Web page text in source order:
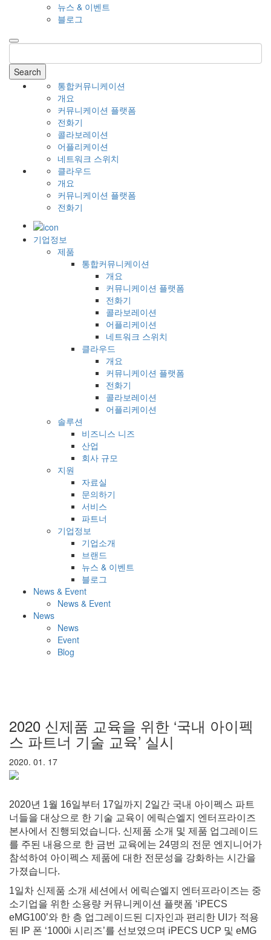
뉴스 & 이벤트
블로그
Search
통합커뮤니케이션
개요
커뮤니케이션 플랫폼
전화기
콜라보레이션
어플리케이션
네트워크 스위치
클라우드
개요
커뮤니케이션 플랫폼
전화기
기업정보
제품
통합커뮤니케이션
개요
커뮤니케이션 플랫폼
전화기
콜라보레이션
어플리케이션
네트워크 스위치
클라우드
개요
커뮤니케이션 플랫폼
전화기
콜라보레이션
어플리케이션
솔루션
비즈니스 니즈
산업
회사 규모
지원
자료실
문의하기
서비스
파트너
기업정보
기업소개
브랜드
뉴스 & 이벤트
블로그
News & Event
News & Event
News
News
Event
Blog
2020 신제품 교육을 위한 ‘국내 아이펙
스 파트너 기술 교육’ 실시
2020. 01. 17
2020년 1월 16일부터 17일까지 2일간 국내 아이펙스 파트
너들을 대상으로 한 기술 교육이 에릭슨엘지 엔터프라이즈
본사에서 진행되었습니다. 신제품 소개 및 제품 업그레이드
를 주된 내용으로 한 금번 교육에는 24명의 전문 엔지니어가
참석하여 아이펙스 제품에 대한 전문성을 강화하는 시간을
가졌습니다.
1일차 신제품 소개 세션에서 에릭슨엘지 엔터프라이즈는 중
소기업을 위한 소용량 커뮤니케이션 플랫폼 ‘iPECS
eMG100’와 한 층 업그레이드된 디자인과 편리한 UI가 적용
된 IP 폰 ‘1000i 시리즈’를 선보였으며 iPECS UCP 및 eMG